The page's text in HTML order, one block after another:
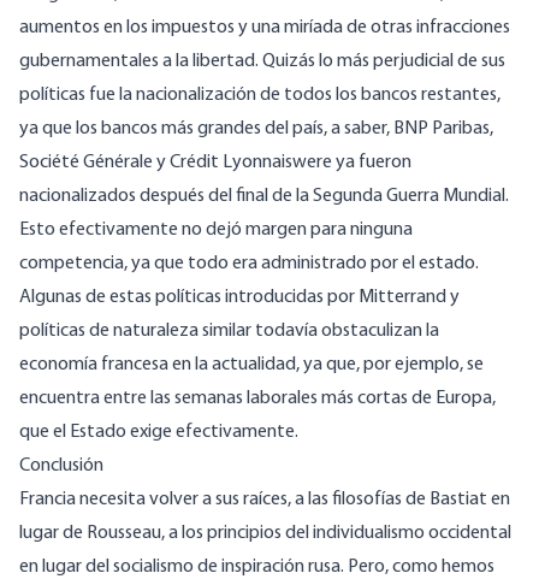
aumentos en los impuestos y una miríada de otras infracciones
gubernamentales a la libertad. Quizás lo más perjudicial de sus
políticas fue la nacionalización de todos los bancos restantes,
ya que los bancos más grandes del país, a saber, BNP Paribas,
Société Générale y Crédit Lyonnaiswere ya fueron
nacionalizados después del final de la Segunda Guerra Mundial.
Esto efectivamente no dejó margen para ninguna
competencia, ya que todo era administrado por el estado.
Algunas de estas políticas introducidas por Mitterrand y
políticas de naturaleza similar todavía obstaculizan la
economía francesa en la actualidad, ya que, por ejemplo, se
encuentraentre las semanas laborales más cortas de Europa,
que el Estado exige efectivamente.
Conclusión
Francia necesita volver a sus raíces, a las filosofías de Bastiat en
lugar de Rousseau, a los principios del individualismo occidental
en lugar del socialismo de inspiración rusa. Pero, como hemos